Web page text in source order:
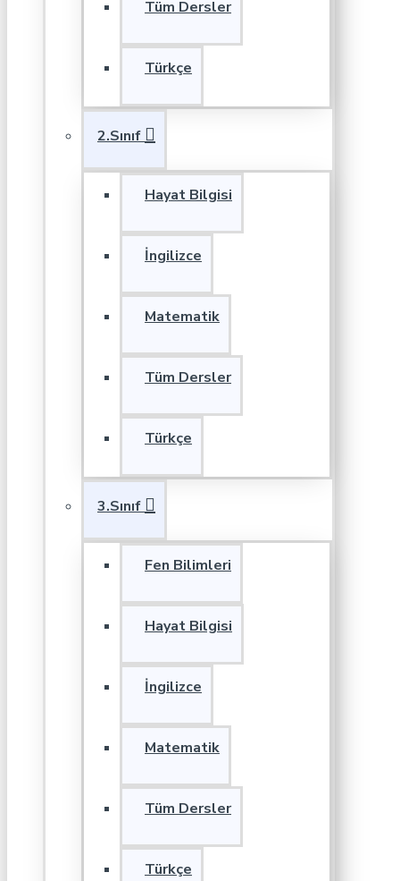
Tüm Dersler
Türkçe
2.Sınıf
Hayat Bilgisi
İngilizce
Matematik
Tüm Dersler
Türkçe
3.Sınıf
Fen Bilimleri
Hayat Bilgisi
İngilizce
Matematik
Tüm Dersler
Türkçe